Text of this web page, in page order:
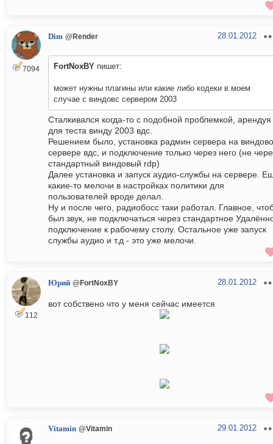
7094
Dim @Render 28.01.2012
FortNoxBY пишет:
может нужны плагины или какие либо кодеки в моем
случае с виндовс сервером 2003
Сталкивался когда-то с подобной проблемкой, арендуя
для теста винду 2003 вдс.
Решением было, установка радмин сервера на
сервере вдс, и подключение только через него (не
стандартный виндовый rdp)
Далее установка и запуск аудио-службы на сервере.
какие-то мелочи в настройках политики для
пользователей вроде делал.
Ну и после чего, радиобосс таки работал. Главное,
был звук, не подключаться через стандартное
подключение к рабочему столу. Остальное уже запуск
службы аудио и т.д - это уже мелочи.
112
Юрий @FortNoxBY 28.01.2012
вот собствено что у меня сейчас имеется
Vitamin @Vitamin 29.01.2012